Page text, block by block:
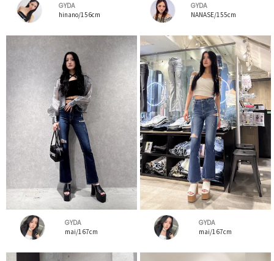
GYDA
hinano/156cm
GYDA
NANASE/155cm
GYDA
mai/167cm
GYDA
mai/167cm